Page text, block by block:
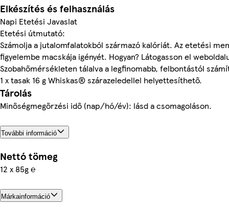
Elkészítés és felhasználás
Napi Etetési Javaslat
Etetési útmutató:
Számolja a jutalomfalatokból származó kalóriát. Az etetési
figyelembe macskája igényét. Hogyan? Látogasson el
Szobahőmérsékleten tálalva a legfinomabb, felbontástól
1 x tasak 16 g Whiskas® szárazeledellel helyettesíthető.
Tárolás
Minőségmegőrzési idő (nap/hó/év): lásd a csomagoláson.
További információ
Nettó tömeg
12 x 85g ℮
Márkainformáció